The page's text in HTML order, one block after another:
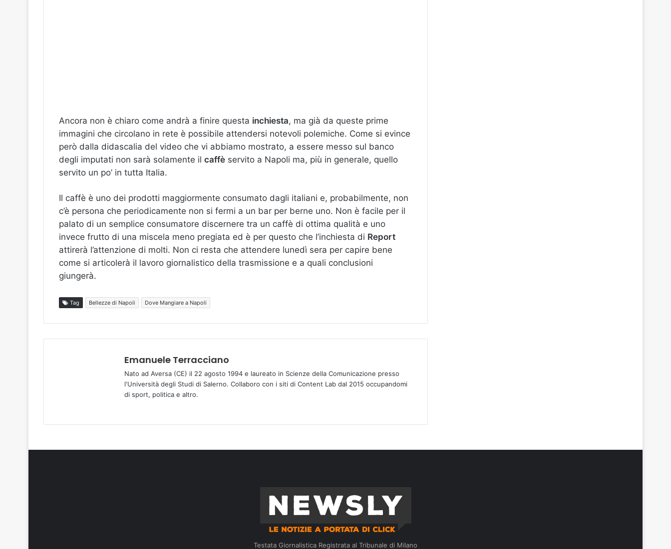
Ancora non è chiaro come andrà a finire questa inchiesta, ma già da queste prime
immagini che circolano in rete è possibile attendersi notevoli polemiche. Come si evince
però dalla didascalia del video che vi abbiamo mostrato, a essere messo sul banco
degli imputati non sarà solamente il caffè servito a Napoli ma, più in generale, quello
servito un po’ in tutta Italia.
Il caffè è uno dei prodotti maggiormente consumato dagli italiani e, probabilmente, non
c’è persona che periodicamente non si fermi a un bar per berne uno. Non è facile per il
palato di un semplice consumatore discernere tra un caffè di ottima qualità e uno
invece frutto di una miscela meno pregiata ed è per questo che l’inchiesta di Report
attirerà l’attenzione di molti. Non ci resta che attendere lunedì sera per capire bene
come si articolerà il lavoro giornalistico della trasmissione e a quali conclusioni
giungerà.
Tag Bellezze di Napoli Dove Mangiare a Napoli
Emanuele Terracciano
Nato ad Aversa (CE) il 22 agosto 1994 e laureato in Scienze della Comunicazione presso
l'Università degli Studi di Salerno. Collaboro con i siti di Content Lab dal 2015 occupandomi
di sport, politica e altro.
Testata Giornalistica Registrata al Tribunale di Milano